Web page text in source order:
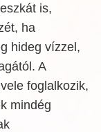
is,
ha
hideg vízzel,
A
foglalkozik,
mindég